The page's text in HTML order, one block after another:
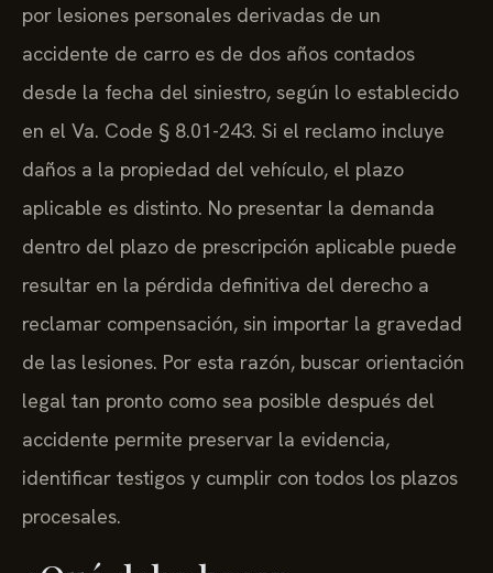
por lesiones personales derivadas de un
accidente de carro es de dos años contados
desde la fecha del siniestro, según lo establecido
en el Va. Code § 8.01-243. Si el reclamo incluye
daños a la propiedad del vehículo, el plazo
aplicable es distinto. No presentar la demanda
dentro del plazo de prescripción aplicable puede
resultar en la pérdida definitiva del derecho a
reclamar compensación, sin importar la gravedad
de las lesiones. Por esta razón, buscar orientación
legal tan pronto como sea posible después del
accidente permite preservar la evidencia,
identificar testigos y cumplir con todos los plazos
procesales.